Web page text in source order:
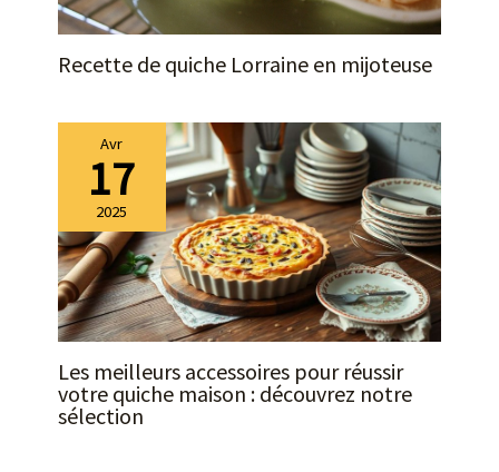
Recette de quiche Lorraine en mijoteuse
Avr
17
2025
Les meilleurs accessoires pour réussir
votre quiche maison : découvrez notre
sélection